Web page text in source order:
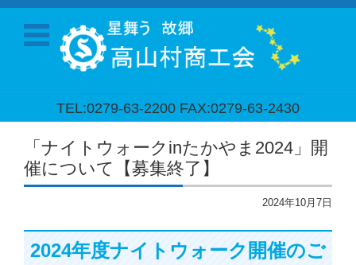
TEL:0279-63-2200 FAX:0279-63-2430
コンテンツに移動
「ナイトウォークinたかやま2024」開
催について【募集終了】
2024年10月7日
2024年度ナイトウォーク開催のご